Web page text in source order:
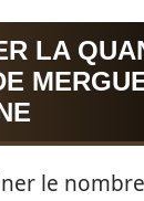
LA
le